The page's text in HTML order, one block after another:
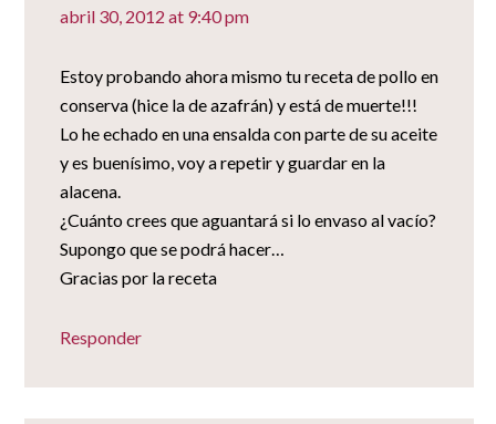
abril 30, 2012 at 9:40 pm
Estoy probando ahora mismo tu receta de pollo en
conserva (hice la de azafrán) y está de muerte!!!
Lo he echado en una ensalda con parte de su aceite
y es buenísimo, voy a repetir y guardar en la
alacena.
¿Cuánto crees que aguantará si lo envaso al vacío?
Supongo que se podrá hacer…
Gracias por la receta
Responder